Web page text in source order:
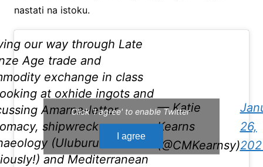
nastati na istoku.
our way through Late
Age trade and
exchange in class
at oxhide ingots and
Amarna-letter
shipwreck
(Uluburun
and Mediterranean
— Katie
Kearns
(@CMKearnsy)
26,
Click 'I agree' to enable Twitter
I agree